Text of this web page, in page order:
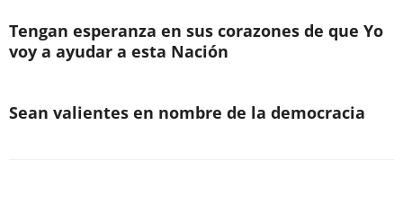
Tengan esperanza en sus corazones de que Yo
voy a ayudar a esta Nación
Sean valientes en nombre de la democracia